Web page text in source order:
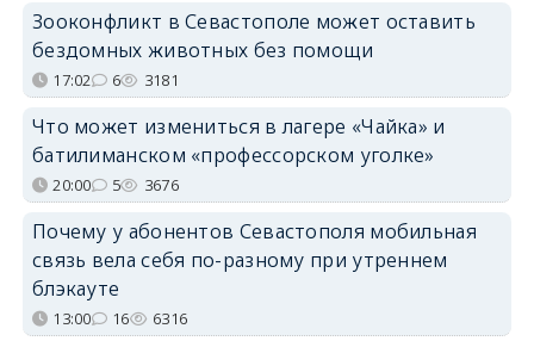
Зооконфликт в Севастополе может оставить
бездомных животных без помощи
17:02 6 3181
Что может измениться в лагере «Чайка» и
батилиманском «профессорском уголке»
20:00 5 3676
Почему у абонентов Севастополя мобильная
связь вела себя по-разному при утреннем
блэкауте
13:00 16 6316